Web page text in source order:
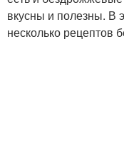
вкусны и полезны. В
несколько рецептов